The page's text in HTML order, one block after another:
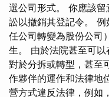
選公司形式。 你應該
訟以撤銷其登記令。
任公司轉變為股份公司
生。 由於法院甚至可以
對於分拆或轉型，甚至
作夥伴的運作和法律地
營方式違反法律，例如